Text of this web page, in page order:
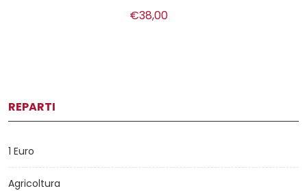
€38,00
REPARTI
1 Euro
Agricoltura